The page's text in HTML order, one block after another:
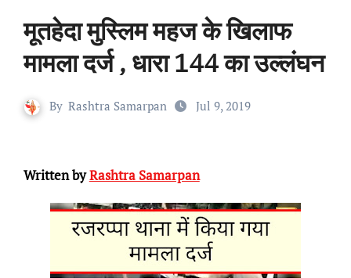
मूतहेदा मुस्लिम महज के खिलाफ
मामला दर्ज , धारा 144 का उल्लंघन
By Rashtra Samarpan Jul 9, 2019
Written byRashtra Samarpan